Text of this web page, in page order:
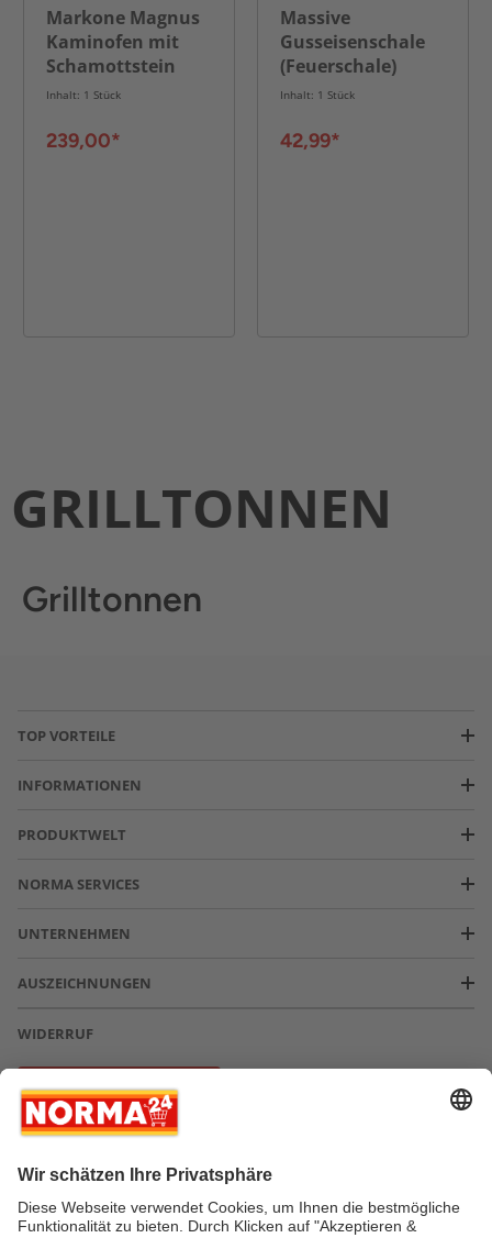
Markone Magnus
Kaminofen mit
Schamottstein
GT7 schwarz Ofen
Garten, Balkon
Inhalt: 1 Stück
239,00*
Massive
Gusseisenschale
(Feuerschale)
45cm
Inhalt: 1 Stück
42,99*
GRILLTONNEN
Grilltonnen
TOP VORTEILE
INFORMATIONEN
PRODUKTWELT
NORMA SERVICES
UNTERNEHMEN
AUSZEICHNUNGEN
WIDERRUF
Vertrag widerrufen